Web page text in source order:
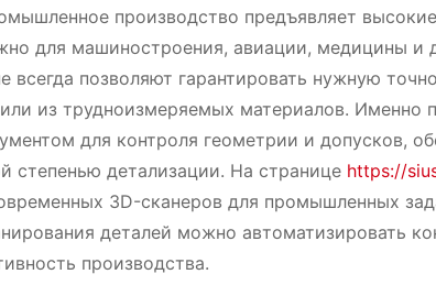
производство предъявляет
для машиностроения, авиации, медицины и
всегда позволяют гарантировать нужную
из трудноизмеряемых материалов. Именно
для контроля геометрии и допусков,
степенью детализации. На странице https://
3D-сканеров для промышленных
деталей можно автоматизировать
производства.